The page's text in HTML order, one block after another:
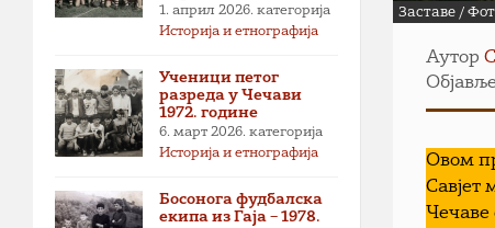
Заставе /
Аутор
Овом
Савјет
Чечаве
1. април 2026. категорија
Историја и етнографија
Ученици петог
разреда у Чечави
1972. године
6. март 2026. категорија
Историја и етнографија
Босонога фудбалска
екипа из Гаја – 1978.